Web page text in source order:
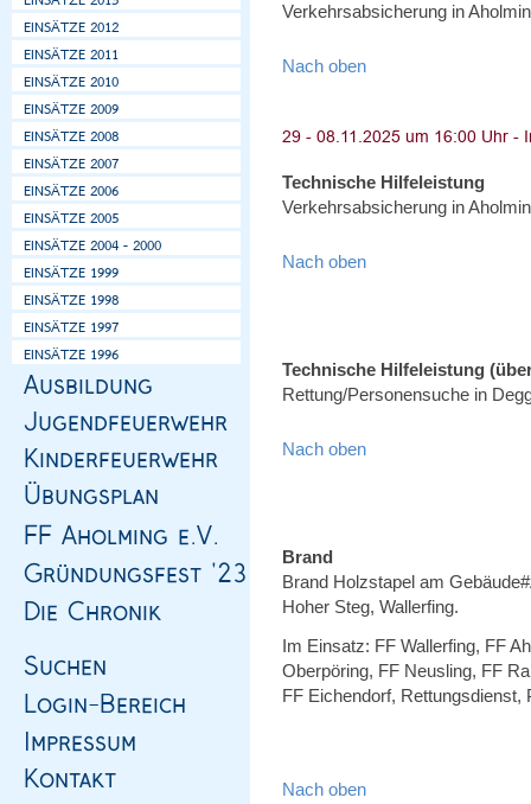
Verkehrsabsicherung in
Nach oben
Technische Hilfeleistung
Verkehrsabsicherung in
Nach oben
Technische Hilfeleistung
Rettung/Personensuche in
Nach oben
Brand
Brand Holzstapel am
Hoher Steg, Wallerfing.
Im Einsatz: FF Wallerfing, FF
Oberpöring, FF Neusling, FF
FF Eichendorf, Rettungsdienst,
Nach oben